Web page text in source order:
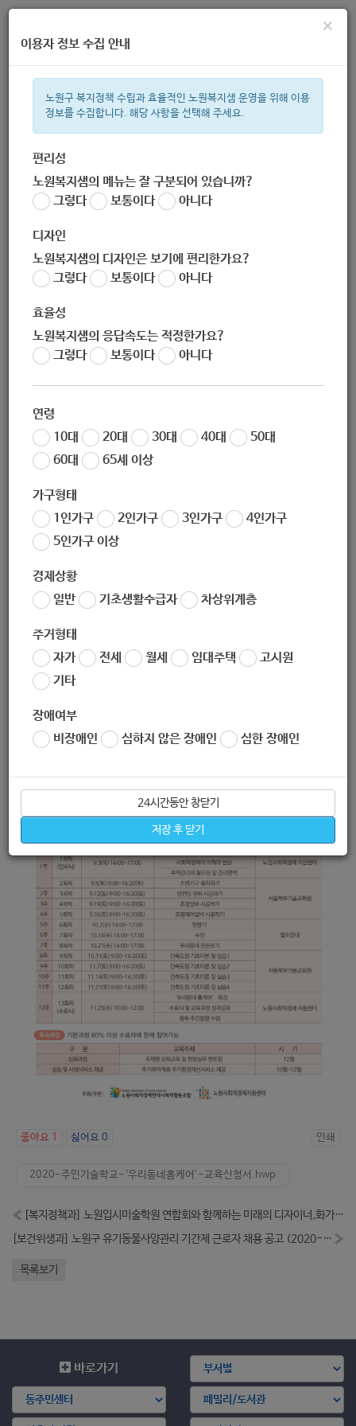
주간 인기검색어
한눈으로 보는 복지 정보
×
이용자 정보 수집 안내
노원구 복지정책 수립과 효율적인 노원복지샘 운영을 위해 이용
정보를 수집합니다. 해당 사항을 선택해 주세요.
편리성
노원복지샘의 메뉴는 잘 구분되어 있습니까?
그렇다
보통이다 아니다
디자인
노원복지샘의 디자인은 보기에 편리한가요?
그렇다
보통이다 아니다
효율성
노원복지샘의 응답속도는 적정한가요?
그렇다
보통이다 아니다
연령
10대
20대 30대 40대
50대
60대
65세 이상
가구형태
1인가구
2인가구 3인가구
4인가구
5인가구 이상
경제상황
일반
기초생활수급자 차상위계층
주거형태
자가
전세 월세 임대주택
고시원
기타
장애여부
비장애인
심하지 않은 장애인 심한 장애인
24시간동안 창닫기
저장 후 닫기
[마을공동체과] 2020 노원구 주민기술학교 '우리동네 홈케어' 교
육생 모집
작성자 노원 복지샘
작성일 2020-08-24 09:11
실현을 위해
생활수요기반 2020 주민기술학교 '우리동네 홈케어' 교육생을
모집합니다.
지역 활동에 관심이 있으시고 활동이 가능하신 분들은 많이 참
석 부탁드립니다.
좋아요 1 싫어요 0 인쇄
2020-주민기술학교-‘우리동네홈케어’-교육신청서.hwp
«
[복지정책과] 노원입시미술학원 연합회와 함께하는 미래의 디자이너,화가 찾기 ( - 8.28)
[보건위생과] 노원구 유기동물사양관리 기간제 근로자 채용 공고 (2020-08-31~2020-09-02) »
목록보기
바로가기